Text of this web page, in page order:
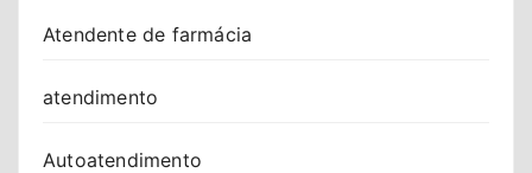
Atendente de farmácia
atendimento
Autoatendimento